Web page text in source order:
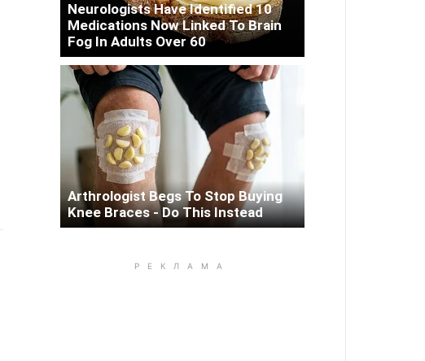
Neurologists Have Identified 10
Medications Now Linked To Brain
Fog In Adults Over 60
Arthrologist Begs To Stop Buying
Knee Braces - Do This Instead